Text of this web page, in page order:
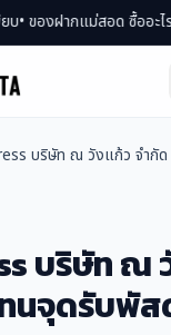
งฝากแม่สอด ซื้ออะไรดี?
บริษัท ณ วังแก้ว จำกั
บริษัท ณ
นจุดรับพั